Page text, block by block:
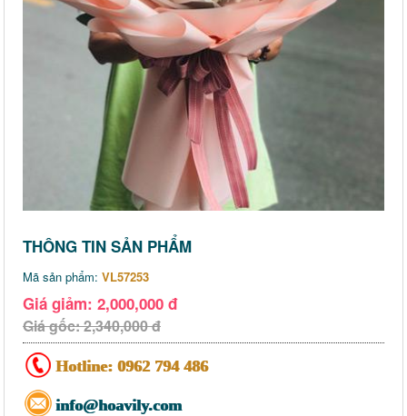
THÔNG TIN SẢN PHẨM
Mã sản phẩm: VL57253
Giá giảm: 2,000,000 đ
Giá gốc: 2,340,000 đ
Hotline: 0962 794 486
info@hoavily.com